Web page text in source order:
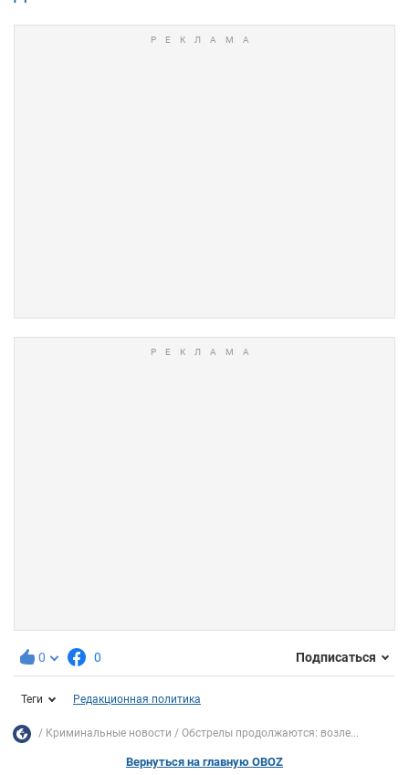
0 0 Подписаться
Теги Редакционная политика
Криминальные новости Обстрелы продолжаются: возле...
Вернуться на главную OBOZ